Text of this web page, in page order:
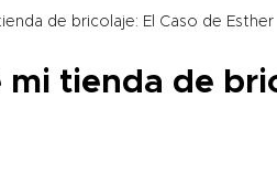
de bricolaje: El Caso de Esther
mi tienda de